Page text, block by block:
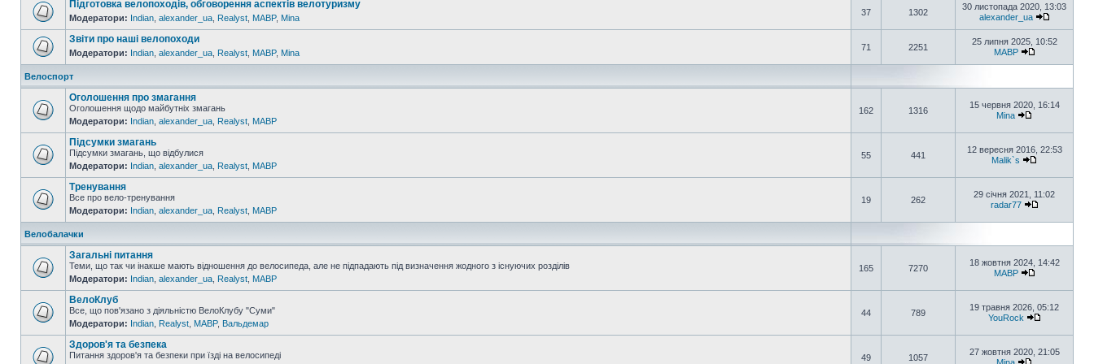
Підготовка велопоходів, обговорення аспектів велотуризму
Модератори: Indian alexander_ua Realyst MABP, Mina
37 1302
30 листопада 2020, 13:03
alexander_ua
Звіти про наші велопоходи
Модератори: Indian alexander_ua Realyst MABP, Mina
71 2251
25 липня 2025, 10:52
MABP
Велоспорт
Оголошення про змагання
Оголошення щодо майбутніх змагань
Модератори: Indian alexander_ua Realyst MABP
162 1316
15 червня 2020, 16:14
Mina
Підсумки змагань
Підсумки змагань, що відбулися
Модератори: Indian alexander_ua Realyst MABP
55 441
12 вересня 2016, 22:53
Malik`s
Тренування
Все про вело-тренування
Модератори: Indian alexander_ua Realyst MABP
19 262
29 січня 2021, 11:02
radar77
Велобалачки
Загальні питання
Теми, що так чи інакше мають відношення до велосипеда, але не підпадають під визначення жодного з існуючих розділів
Модератори: Indian alexander_ua Realyst MABP
165 7270
18 жовтня 2024, 14:42
MABP
ВелоКлуб
Все, що пов'язано з діяльністю ВелоКлубу "Суми"
Модератори: Indian Realyst MABP, Вальдемар
44 789
19 травня 2026, 05:12
YouRock
Здоров'я та безпека
Питання здоров'я та безпеки при їзді на велосипеді
49 1057
27 жовтня 2020, 21:05